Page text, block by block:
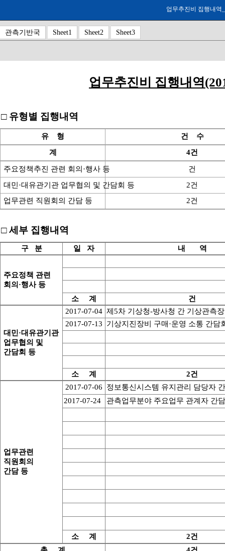
업무추진비 집행내역
관측기반국 Sheet1 Sheet2 Sheet3